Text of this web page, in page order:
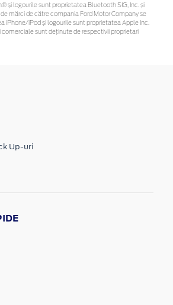
și logourile sunt proprietatea Bluetooth SIG, Inc. și
mărci de către compania Ford Motor Company se
iPhone/iPod și logourile sunt proprietatea Apple Inc.
sunt deținute de respectivii proprietari
Up-uri